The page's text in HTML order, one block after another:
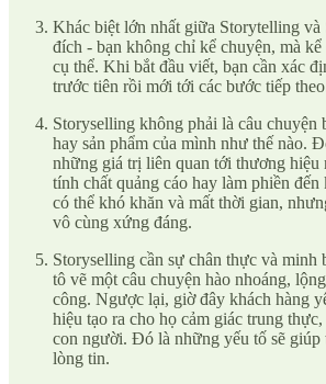
Khác biệt lớn nhất giữa Storytelling và
đích - bạn không chỉ kể chuyện, mà
cụ thể. Khi bắt đầu viết, bạn cần xác
trước tiên rồi mới tới các bước tiếp
Storyselling không phải là câu chuyện
hay sản phẩm của mình như thế nào.
những giá trị liên quan tới thương hiệu
tính chất quảng cáo hay làm phiền
có thể khó khăn và mất thời gian,
vô cùng xứng đáng.
Storyselling cần sự chân thực và minh
tô vẽ một câu chuyện hào nhoáng,
công. Ngược lại, giờ đây khách hàng
hiệu tạo ra cho họ cảm giác trung
con người. Đó là những yếu tố sẽ
lòng tin.